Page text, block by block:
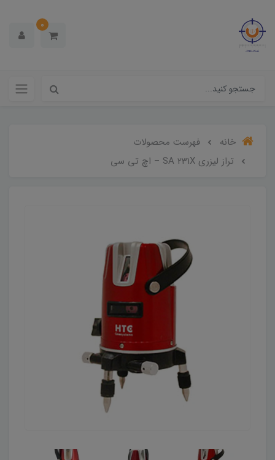
0
خانه
فهرست محصولات
تراز لیزری SA 231X – اچ تی سی